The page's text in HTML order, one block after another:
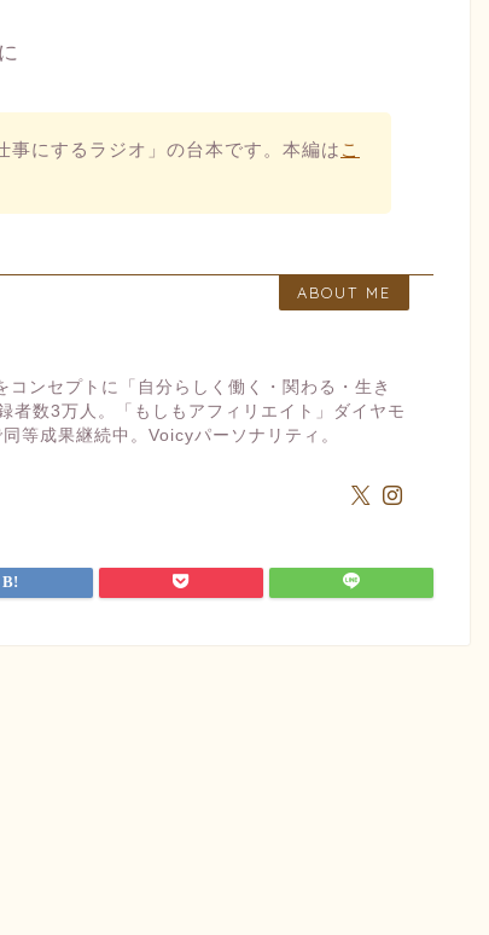
事にするラジオ」の台本です。本編は こ
ABOUT ME
コンセプトに「自分らしく働く・関わる・生き
者数3万人。「もしもアフィリエイト」ダイヤモ
等成果継続中。Voicyパーソナリティ。